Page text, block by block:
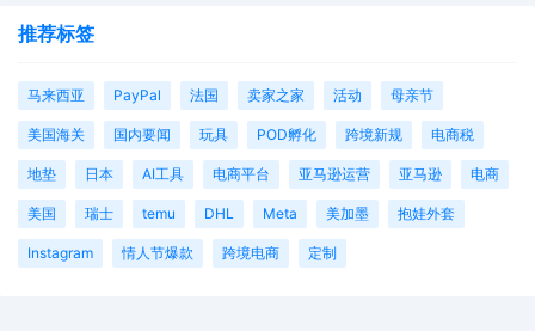
推荐标签
马来西亚 PayPal 法国 卖家之家 活动 母亲节
美国海关 国内要闻 玩具 POD孵化 跨境新规 电商税
地垫 日本 AI工具 电商平台 亚马逊运营 亚马逊 电商
美国 瑞士 temu DHL Meta 美加墨 抱娃外套
Instagram 情人节爆款 跨境电商 定制